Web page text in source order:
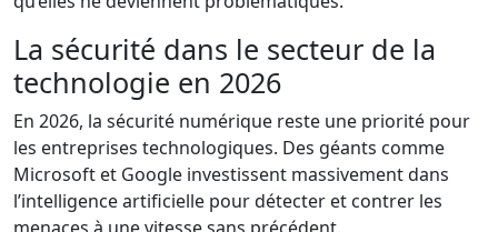
La sécurité dans le secteur de la
technologie en 2026
En 2026, la sécurité numérique reste une priorité pour
les entreprises technologiques. Des géants comme
Microsoft et Google investissent massivement dans
l’intelligence artificielle pour détecter et contrer les